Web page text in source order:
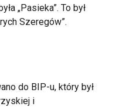
„Pasieka”. To był
Szeregów”.
do BIP-u, który był
i